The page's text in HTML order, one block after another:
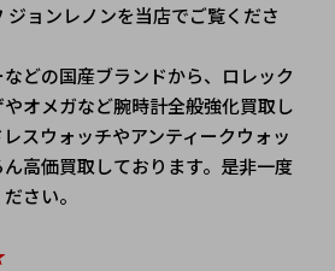
ョンレノンを当店でご覧くださ
どの国産ブランドから、ロレック
オメガなど腕時計全般強化買取し
スウォッチやアンティークウォッ
高価買取しております。是非一度
さい。